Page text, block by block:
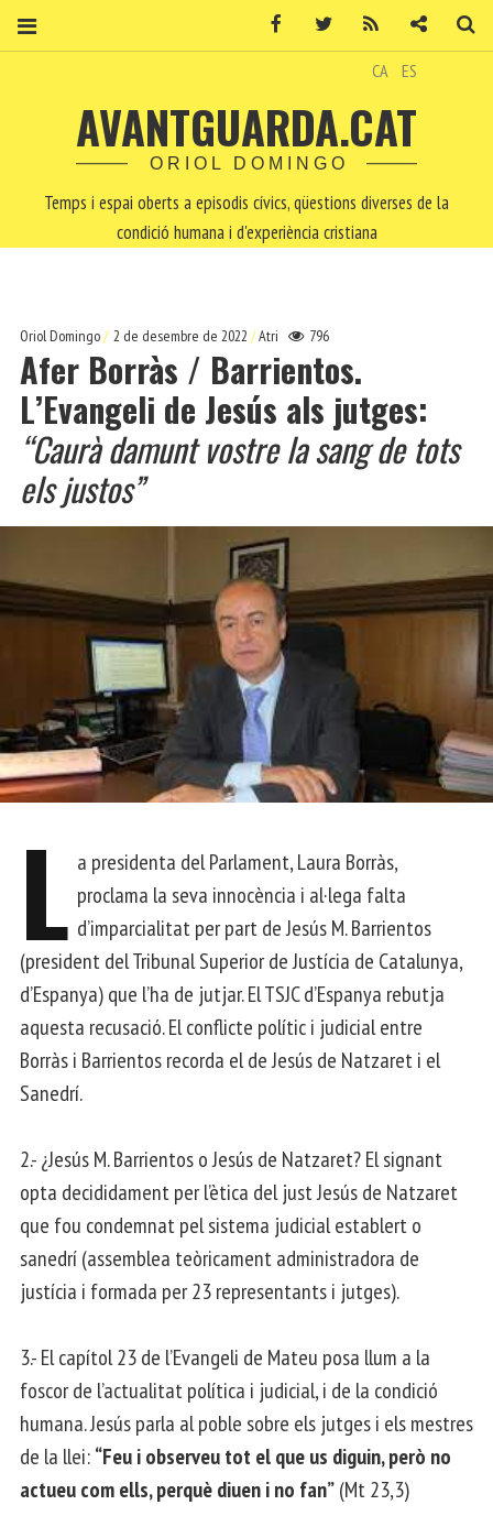
CA ES
AVANTGUARDA.CAT
ORIOL DOMINGO
Temps i espai oberts a episodis cívics, qüestions diverses de la
condició humana i d'experiència cristiana
Oriol Domingo 2 de desembre de 2022 Atri 796
Afer Borràs / Barrientos.
L’Evangeli de Jesús als jutges:
“Caurà damunt vostre la sang de tots
els justos”
L a presidenta del Parlament, Laura Borràs,
proclama la seva innocència i al·lega falta
d’imparcialitat per part de Jesús M. Barrientos
(president del Tribunal Superior de Justícia de Catalunya,
d’Espanya) que l’ha de jutjar. El TSJC d’Espanya rebutja
aquesta recusació. El conflicte polític i judicial entre
Borràs i Barrientos recorda el de Jesús de Natzaret i el
Sanedrí.
2.- ¿Jesús M. Barrientos o Jesús de Natzaret? El signant
opta decididament per l’ètica del just Jesús de Natzaret
que fou condemnat pel sistema judicial establert o
sanedrí (assemblea teòricament administradora de
justícia i formada per 23 representants i jutges).
3.- El capítol 23 de l’Evangeli de Mateu posa llum a la
foscor de l’actualitat política i judicial, i de la condició
humana. Jesús parla al poble sobre els jutges i els mestres
de la llei:“Feu i observeu tot el que us diguin, però no
actueu com ells, perquè diuen i no fan”(Mt 23,3)
Facebook Twitter Contacte